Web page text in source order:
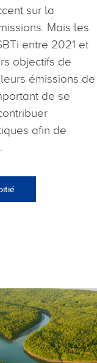
sur la
Mais les
entre 2021 et
objectifs de
émissions de
de se
afin de